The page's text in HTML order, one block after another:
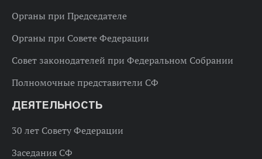
Органы при Председателе
Органы при Совете Федерации
Совет законодателей при Федеральном Собрании
Полномочные представители СФ
ДЕЯТЕЛЬНОСТЬ
30 лет Совету Федерации
Заседания СФ